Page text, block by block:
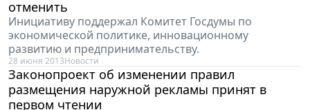
отменить
Инициативу поддержал Комитет Госдумы по
экономической политике, инновационному
развитию и предпринимательству.
28 июня 2013Новости
Законопроект об изменении правил
размещения наружной рекламы принят в
первом чтении